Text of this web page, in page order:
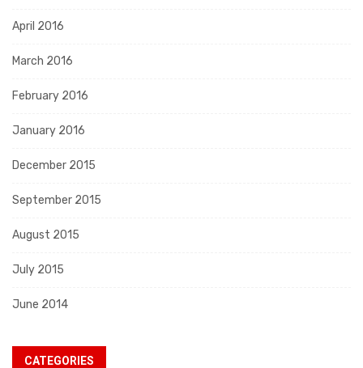
April 2016
March 2016
February 2016
January 2016
December 2015
September 2015
August 2015
July 2015
June 2014
CATEGORIES